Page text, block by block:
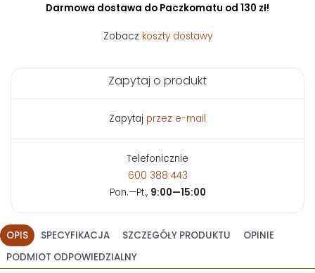
Darmowa dostawa do Paczkomatu od 130 zł!
Zobacz koszty dostawy
Zapytaj o produkt
Zapytaj przez e-mail
Telefonicznie
600 388 443
Pon.—Pt., 9:00—15:00
OPIS SPECYFIKACJA SZCZEGÓŁY PRODUKTU
OPINIE
PODMIOT ODPOWIEDZIALNY